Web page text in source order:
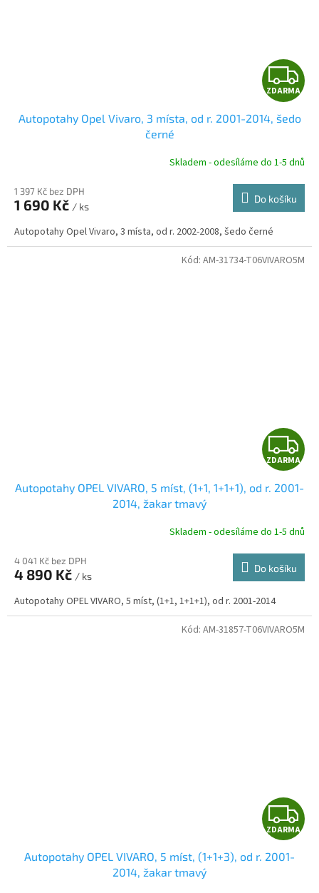
Z
D
R
ZDARMA
Autopotahy Opel Vivaro, 3 místa, od r. 2001-2014, šedo
černé
Skladem - odesíláme do 1-5 dnů
1 397 Kč bez DPH
1 690 Kč / ks
Do košíku
Autopotahy Opel Vivaro, 3 místa, od r. 2002-2008, šedo černé
Z
D
R
ZDARMA
Autopotahy OPEL VIVARO, 5 míst, (1+1, 1+1+1), od r. 2001-
2014, žakar tmavý
Skladem - odesíláme do 1-5 dnů
4 041 Kč bez DPH
4 890 Kč / ks
Do košíku
Autopotahy OPEL VIVARO, 5 míst, (1+1, 1+1+1), od r. 2001-2014
Kód: AM-31734-T06VIVARO5M
Z
D
ZDARMA
Autopotahy OPEL VIVARO, 5 míst, (1+1+3), od r. 2001-
2014, žakar tmavý
Kód: AM-31857-T06VIVARO5M